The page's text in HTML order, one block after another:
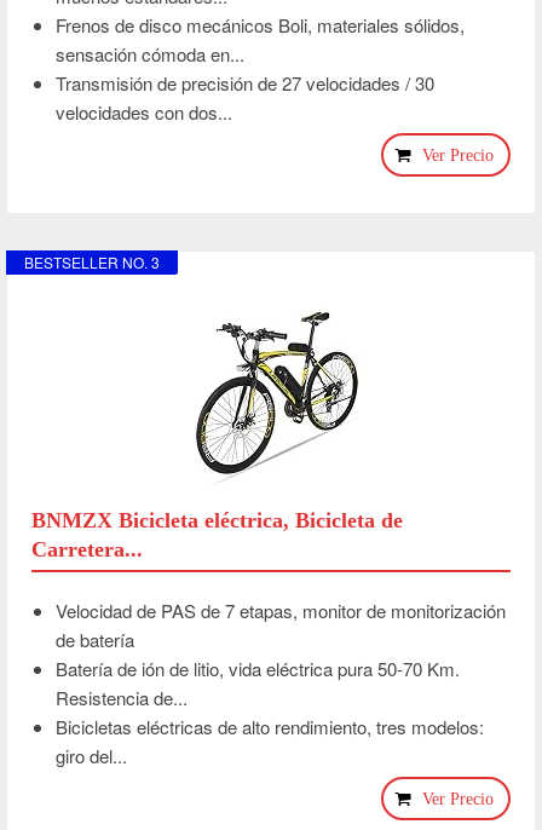
Frenos de disco mecánicos Boli, materiales sólidos,
sensación cómoda en...
Transmisión de precisión de 27 velocidades / 30
velocidades con dos...
Ver Precio
BESTSELLER NO. 3
BNMZX Bicicleta eléctrica, Bicicleta de
Carretera...
Velocidad de PAS de 7 etapas, monitor de monitorización
de batería
Batería de ión de litio, vida eléctrica pura 50-70 Km.
Resistencia de...
Bicicletas eléctricas de alto rendimiento, tres modelos:
giro del...
Ver Precio